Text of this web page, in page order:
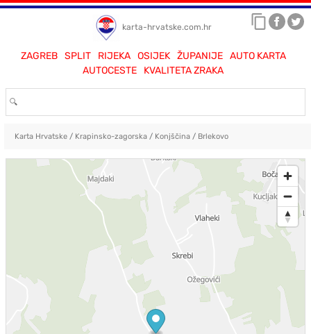
karta-hrvatske.com.hr
ZAGREB SPLIT RIJEKA OSIJEK ŽUPANIJE
AUTO KARTA
AUTOCESTE
KVALITETA ZRAKA
Karta Hrvatske/ Krapinsko-zagorska/ Konjščina/ Brlekovo